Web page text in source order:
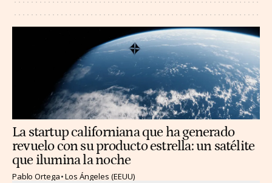
La startup californiana que ha generado
revuelo con su producto estrella: un satélite
que ilumina la noche
Pablo Ortega Los Ángeles (EEUU)